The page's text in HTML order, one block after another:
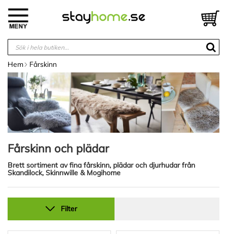
innehållet
Hem Fårskinn
Fårskinn och plädar
Brett sortiment av fina fårskinn, plädar och djurhudar från
Skandilock, Skinnwille & Mogihome
Filter